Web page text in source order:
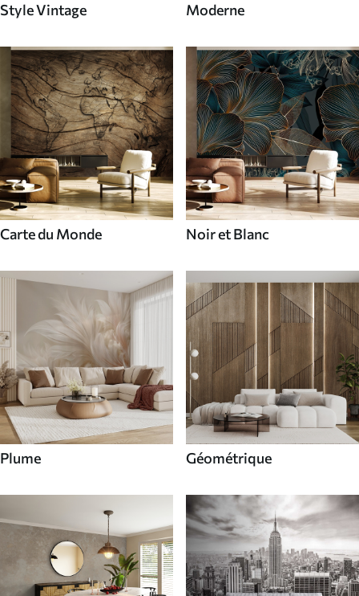
Style Vintage Moderne
Carte du Monde Noir et Blanc
Plume Géométrique